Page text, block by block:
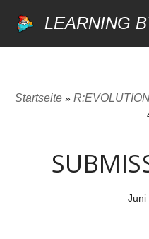
LEARNING
Startseite»
Juni